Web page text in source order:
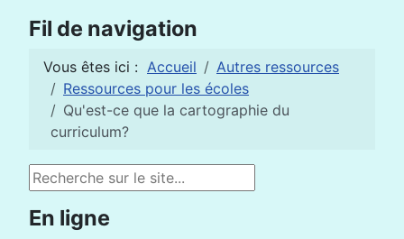
Fil de navigation
Vous êtes ici : Accueil
Autres ressources
Ressources pour les écoles
Qu'est-ce que la cartographie du
curriculum?
Rechercher
En ligne